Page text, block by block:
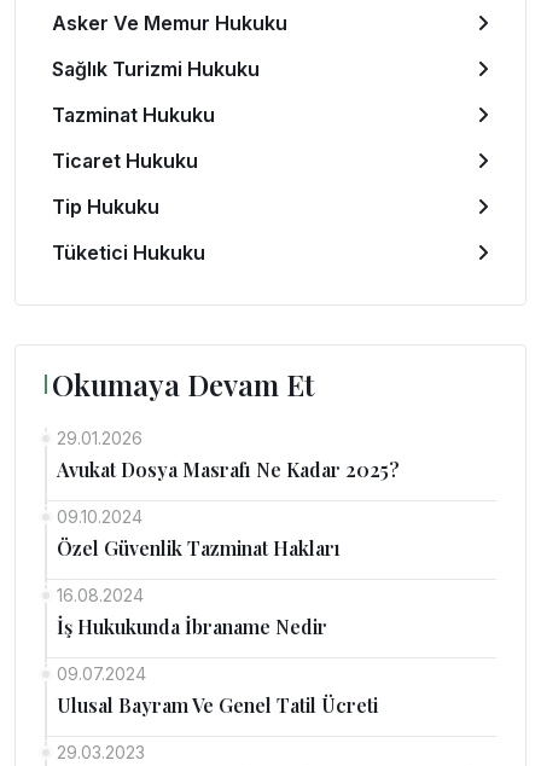
Asker Ve Memur Hukuku
Sağlık Turizmi Hukuku
Tazminat Hukuku
Ticaret Hukuku
Tip Hukuku
Tüketici Hukuku
Okumaya Devam Et
29.01.2026
Avukat Dosya Masrafı Ne Kadar 2025?
09.10.2024
Özel Güvenlik Tazminat Hakları
16.08.2024
İş Hukukunda İbraname Nedir
09.07.2024
Ulusal Bayram Ve Genel Tatil Ücreti
29.03.2023